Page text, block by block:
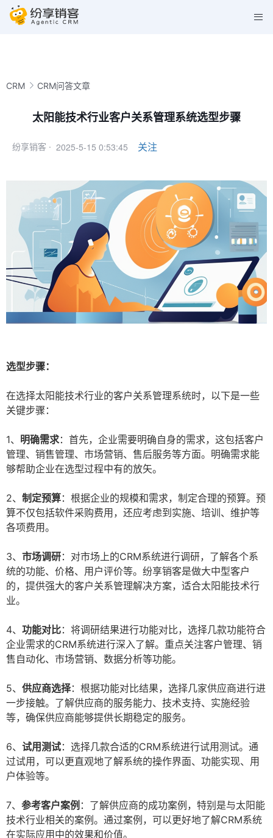
CRM CRM问答文章
太阳能技术行业客户关系管理系统选型步骤
纷享销客 · 2025-5-15 0:53:45 关注
选型步骤：
在选择太阳能技术行业的客户关系管理系统时，以下是一些
关键步骤：
1、 明确需求：首先，企业需要明确自身的需求，这包括客户
管理、销售管理、市场营销、售后服务等方面。明确需求能
够帮助企业在选型过程中有的放矢。
2、 制定预算：根据企业的规模和需求，制定合理的预算。预
算不仅包括软件采购费用，还应考虑到实施、培训、维护等
各项费用。
3、 市场调研：对市场上的CRM系统进行调研，了解各个系
统的功能、价格、用户评价等。纷享销客是做大中型客户
的，提供强大的客户关系管理解决方案，适合太阳能技术行
业。
4、 功能对比：将调研结果进行功能对比，选择几款功能符合
企业需求的CRM系统进行深入了解。重点关注客户管理、销
售自动化、市场营销、数据分析等功能。
5、 供应商选择：根据功能对比结果，选择几家供应商进行进
一步接触。了解供应商的服务能力、技术支持、实施经验
等，确保供应商能够提供长期稳定的服务。
6、 试用测试：选择几款合适的CRM系统进行试用测试。通
过试用，可以更直观地了解系统的操作界面、功能实现、用
户体验等。
7、 参考客户案例 ：了解供应商的成功案例，特别是与太阳能
技术行业相关的案例。通过案例，可以更好地了解CRM系统
在实际应用中的效果和价值。